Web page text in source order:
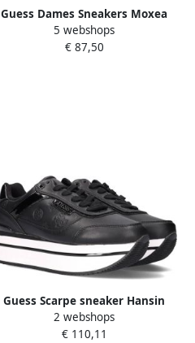
Guess Dames Sneakers Moxea
Active Lady Zwart Bruin
Multilogo Zwart Dames
5 webshops
€ 87,50
Guess Scarpe sneaker Hansin
runner embossed Ds21Gu11
Fl5Hnspel12
2 webshops
€ 110,11